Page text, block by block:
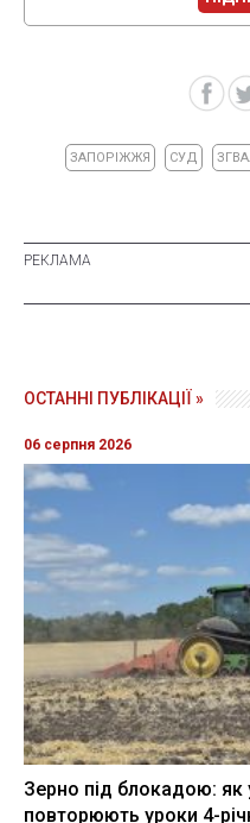
ЗАПОРІЖЖЯ СУД
ОСТАННІ ПУБЛІКАЦІЇ »
06 серпня 2026
Зерно під блокадою: як
повторюють уроки 4-